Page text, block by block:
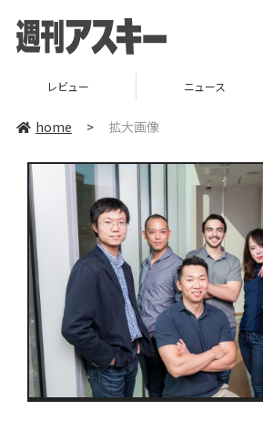
レビュー ニュース
home > 拡大画像